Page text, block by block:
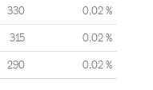
330 0,02 %
315 0,02 %
290 0,02 %